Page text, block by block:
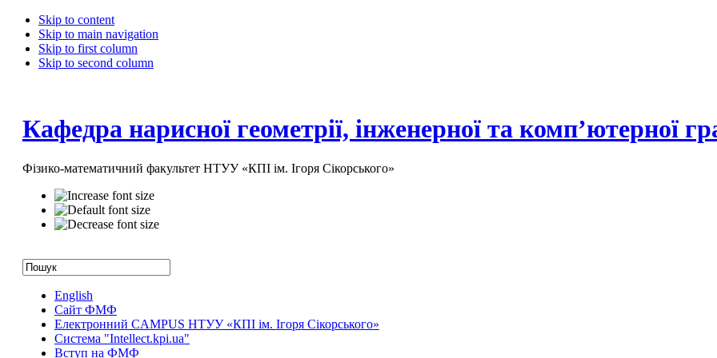
Skip to content
Skip to main navigation
Skip to first column
Skip to second column
Кафедра нарисної геометрії, інженерної та комп’ютерної
Фізико-математичний факультет НТУУ «КПІ ім. Ігоря Сікорського»
English
Сайт ФМФ
Електронний CAMPUS НТУУ «КПІ ім. Ігоря Сікорського»
Система "Intellect.kpi.ua"
Вступ на ФМФ